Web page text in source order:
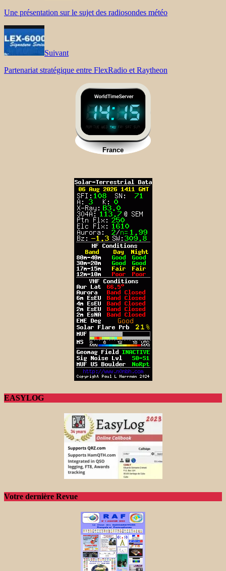
Une présentation sur le sujet des radiosondes météo
Suivant
Partenariat stratégique entre FlexRadio et Raytheon
EASYLOG
Votre dernière Revue